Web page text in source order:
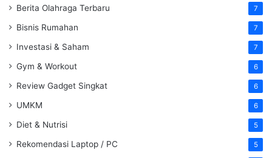
Berita Olahraga Terbaru 7
Bisnis Rumahan 7
Investasi & Saham 7
Gym & Workout 6
Review Gadget Singkat 6
UMKM 6
Diet & Nutrisi 5
Rekomendasi Laptop / PC 5